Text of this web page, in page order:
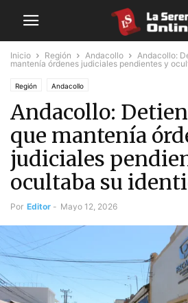
Inicio Región Andacollo
Andacollo:
mantenía órdenes judiciales pendientes y
Región Andacollo
Andacollo:
que mantenía
judiciales
ocultaba su
Por Editor - Mayo 12, 2026